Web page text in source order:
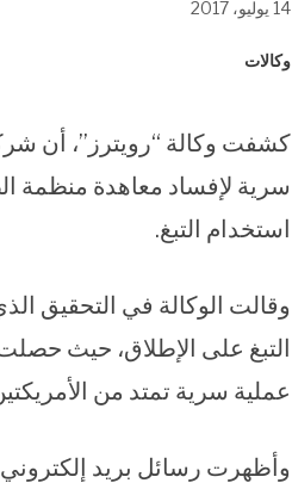
في
نافذة
في 14 يوليو، 2017
وكالات
كشفت وكالة “رويترز”، أن
سرية لإفساد معاهدة منظمة
استخدام التبغ.
وقالت الوكالة في التحقيق
عملية سرية تمتد من
وأظهرت رسائل بريد إلكتروني